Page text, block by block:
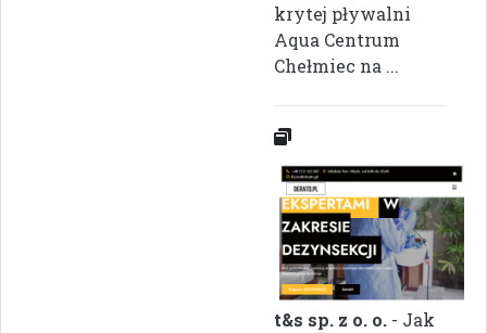
krytej pływalni
Aqua Centrum
Chełmiec na ...
t&s sp. z o. o. - Jak